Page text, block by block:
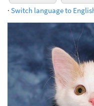
· Switch language to